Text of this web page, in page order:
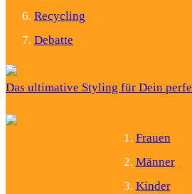
Recycling
Debatte
Das ultimative Styling für Dein
Frauen
Männer
Kinder